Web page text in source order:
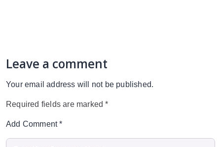
Leave a comment
Your email address will not be published.
Required fields are marked*
Add Comment*